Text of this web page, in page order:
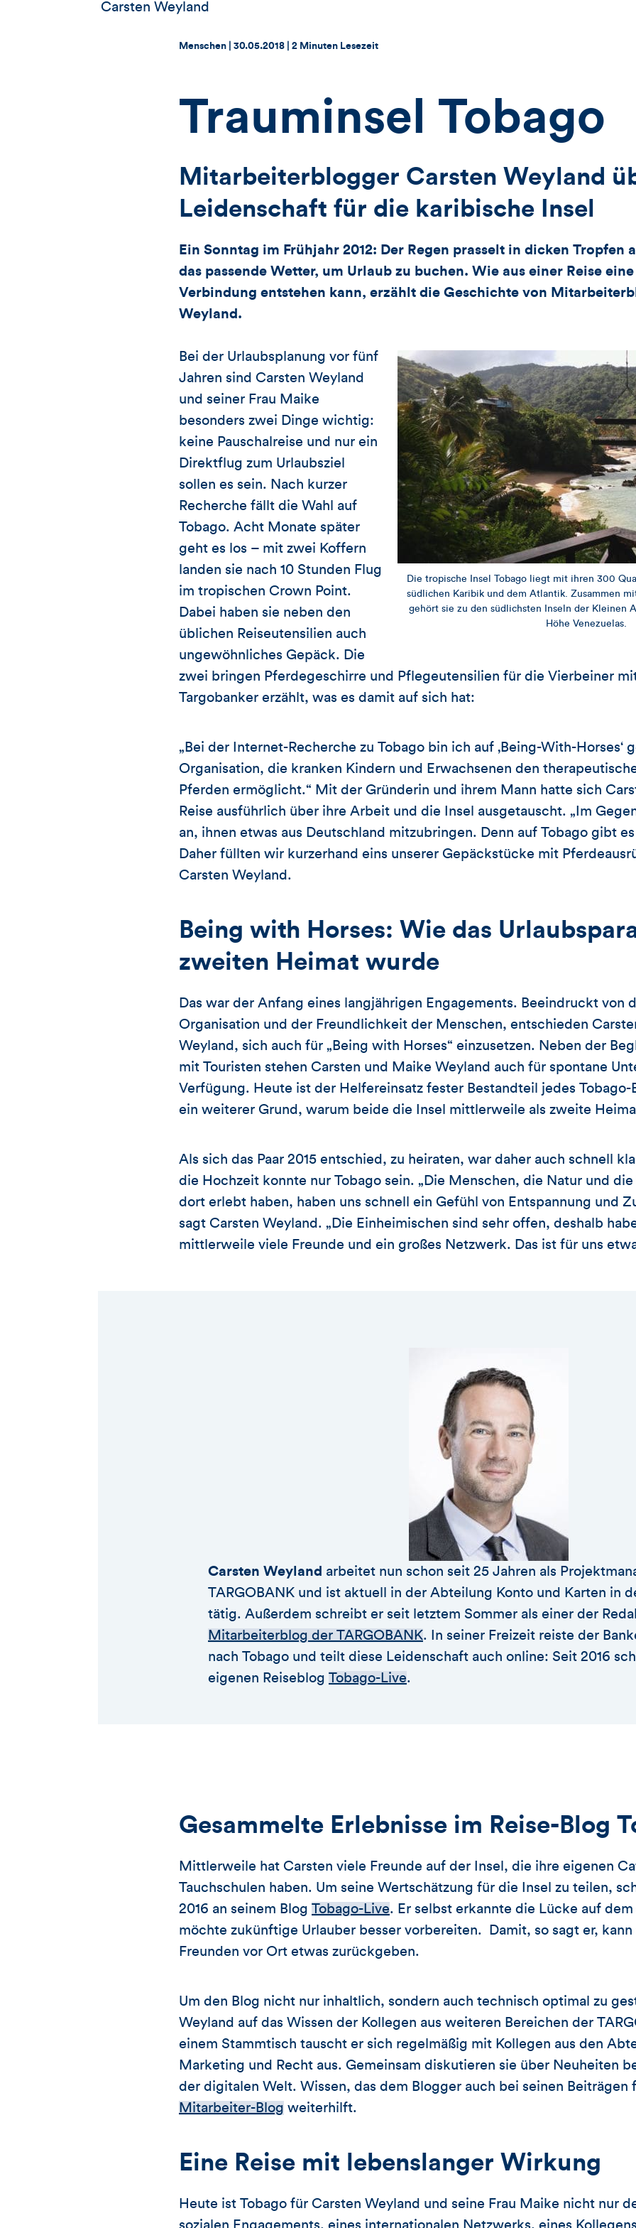
Carsten Weyland
Thema:
Menschen | Datum:
30.05.2018 2 Minuten Lesezeit
Trauminsel Tobago
Mitarbeiterblogger Carsten Weyland
Leidenschaft für die karibische Insel
Ein Sonntag im Frühjahr 2012: Der Regen prasselt in dicken Tropfen
das passende Wetter, um Urlaub zu buchen. Wie aus einer Reise
Verbindung entstehen kann, erzählt die Geschichte von
Weyland.
Die tropische Insel Tobago liegt mit ihren 300
südlichen Karibik und dem Atlantik. Zusammen
gehört sie zu den südlichsten Inseln der Kleinen
Höhe Venezuelas.
Bei der Urlaubsplanung vor fünf
Jahren sind Carsten Weyland
und seiner Frau Maike
besonders zwei Dinge wichtig:
keine Pauschalreise und nur ein
Direktflug zum Urlaubsziel
sollen es sein. Nach kurzer
Recherche fällt die Wahl auf
Tobago. Acht Monate später
geht es los – mit zwei Koffern
landen sie nach 10 Stunden Flug
im tropischen Crown Point.
Dabei haben sie neben den
üblichen Reiseutensilien auch
ungewöhnliches Gepäck. Die
zwei bringen Pferdegeschirre und Pflegeutensilien für die Vierbeiner
Targobanker erzählt, was es damit auf sich hat:
„Bei der Internet-Recherche zu Tobago bin ich auf ‚Being-With-Horses‘
Organisation, die kranken Kindern und Erwachsenen den
Pferden ermöglicht.“ Mit der Gründerin und ihrem Mann hatte sich
Reise ausführlich über ihre Arbeit und die Insel ausgetauscht. „Im
an, ihnen etwas aus Deutschland mitzubringen. Denn auf Tobago gibt
Daher füllten wir kurzerhand eins unserer Gepäckstücke mit
Carsten Weyland.
Being with Horses: Wie das
zweiten Heimat wurde
Das war der Anfang eines langjährigen Engagements. Beeindruckt von
Organisation und der Freundlichkeit der Menschen, entschieden
Weyland, sich auch für „Being with Horses“ einzusetzen. Neben der
mit Touristen stehen Carsten und Maike Weyland auch für spontane
Verfügung. Heute ist der Helfereinsatz fester Bestandteil jedes Tobago-
ein weiterer Grund, warum beide die Insel mittlerweile als zweite
Als sich das Paar 2015 entschied, zu heiraten, war daher auch schnell
die Hochzeit konnte nur Tobago sein. „Die Menschen, die Natur und
dort erlebt haben, haben uns schnell ein Gefühl von Entspannung und
sagt Carsten Weyland. „Die Einheimischen sind sehr offen, deshalb
mittlerweile viele Freunde und ein großes Netzwerk. Das ist für uns
Carsten Weyland arbeitet nun schon seit 25 Jahren als
TARGOBANK und ist aktuell in der Abteilung Konto und Karten in
tätig. Außerdem schreibt er seit letztem Sommer als einer der
Mitarbeiterblog der TARGOBANK. In seiner Freizeit reiste der
nach Tobago und teilt diese Leidenschaft auch online: Seit 2016
eigenen Reiseblog Tobago-Live.
Gesammelte Erlebnisse im Reise-Blog
Mittlerweile hat Carsten viele Freunde auf der Insel, die ihre eigenen
Tauchschulen haben. Um seine Wertschätzung für die Insel zu teilen,
2016 an seinem Blog Tobago-Live. Er selbst erkannte die Lücke auf
möchte zukünftige Urlauber besser vorbereiten. Damit, so sagt er, kann
Freunden vor Ort etwas zurückgeben.
Um den Blog nicht nur inhaltlich, sondern auch technisch optimal zu
Weyland auf das Wissen der Kollegen aus weiteren Bereichen der
einem Stammtisch tauscht er sich regelmäßig mit Kollegen aus den
Marketing und Recht aus. Gemeinsam diskutieren sie über Neuheiten
der digitalen Welt. Wissen, das dem Blogger auch bei seinen Beiträgen
Mitarbeiter-Blog weiterhilft.
Eine Reise mit lebenslanger Wirkung
Heute ist Tobago für Carsten Weyland und seine Frau Maike nicht nur